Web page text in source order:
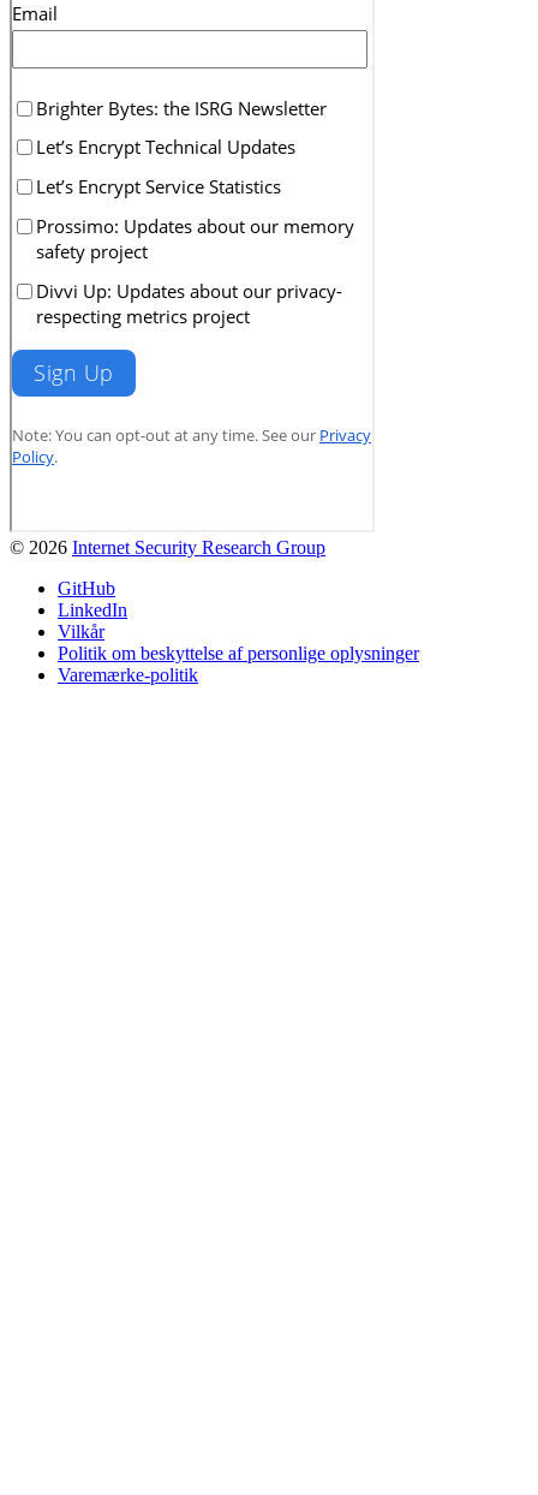
© 2026 Internet Security Research Group
GitHub
LinkedIn
Vilkår
Politik om beskyttelse af personlige oplysninger
Varemærke-politik